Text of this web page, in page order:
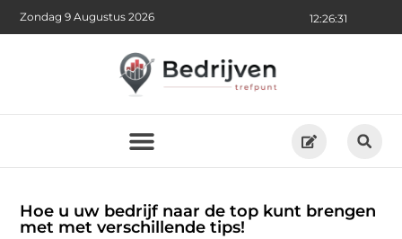
12:26:33
Zondag 9 Augustus 2026
Hoe u uw bedrijf naar de top kunt brengen
met met verschillende tips!